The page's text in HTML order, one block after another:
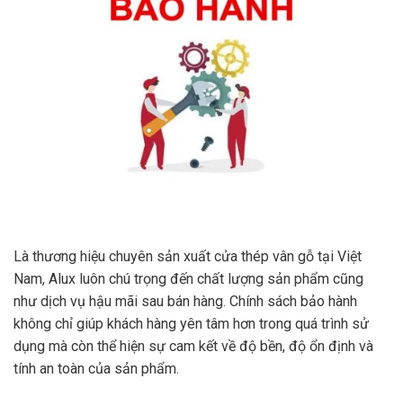
Là thương hiệu chuyên sản xuất cửa thép vân gỗ tại Việt
Nam, Alux luôn chú trọng đến chất lượng sản phẩm cũng
như dịch vụ hậu mãi sau bán hàng. Chính sách bảo hành
không chỉ giúp khách hàng yên tâm hơn trong quá trình sử
dụng mà còn thể hiện sự cam kết về độ bền, độ ổn định và
tính an toàn của sản phẩm.